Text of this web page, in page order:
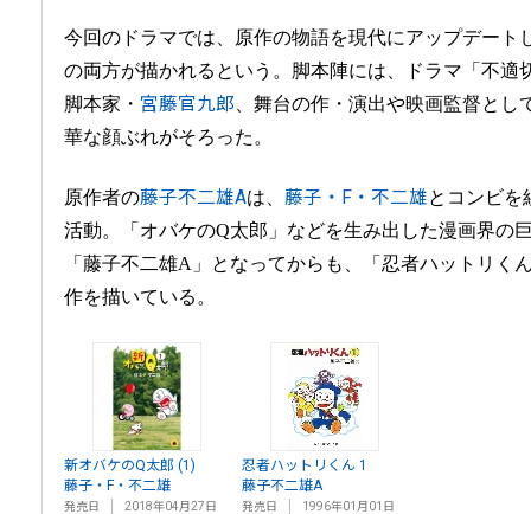
今回のドラマでは、原作の物語を現代にアップデート
の両方が描かれるという。脚本陣には、ドラマ「不適
脚本家・ 宮藤官九郎 、舞台の作・演出や映画監督とし
華な顔ぶれがそろった。
原作者の藤子不二雄Aは、 藤子・F・不二雄とコンビを
活動。「オバケのQ太郎」などを生み出した漫画界の
「藤子不二雄A」となってからも、「忍者ハットリく
作を描いている。
新オバケのQ太郎 (1)
藤子・F・不二雄
発売日
2018年04月27日
忍者ハットリくん 1
藤子不二雄A
発売日
1996年01月01日